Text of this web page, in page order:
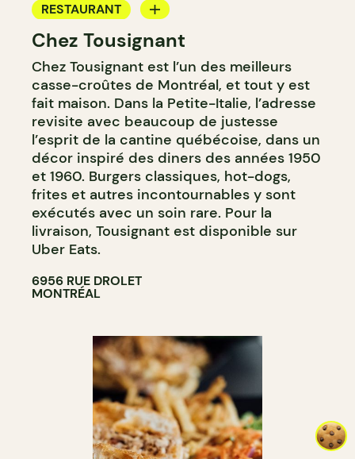
RESTAURANT
COMPTOIR
Chez Tousignant
Chez Tousignant est l’un des meilleurs
casse-croûtes de Montréal, et tout y est
fait maison. Dans la Petite-Italie, l’adresse
revisite avec beaucoup de justesse
l’esprit de la cantine québécoise, dans un
décor inspiré des diners des années 1950
et 1960. Burgers classiques, hot-dogs,
frites et autres incontournables y sont
exécutés avec un soin rare. Pour la
livraison, Tousignant est disponible sur
Uber Eats.
6956 RUE DROLET
MONTRÉAL